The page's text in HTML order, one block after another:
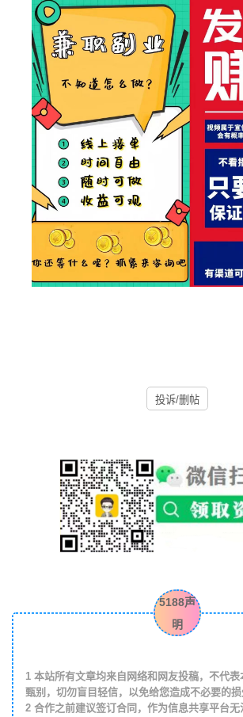
投诉/删帖
5188声
明
1本站所有文章均来自网络和网友投稿，不代表
甄别，切勿盲目轻信，以免给您造成不必要的损
2合作之前建议签订合同，作为信息共享平台无